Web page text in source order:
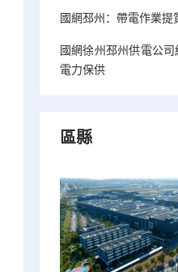
國網邳州：帶電作業提
國網徐州邳州供電公
電力保供
區縣